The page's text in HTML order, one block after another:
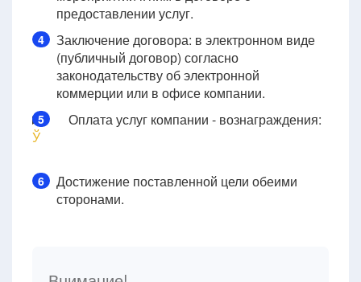
предоставлении услуг.
4
Заключение договора: в электронном виде
(публичный договор) согласно
законодательству об электронной
коммерции или в офисе компании.
5Оплата услуг компании - вознаграждения:
Ў
6
Достижение поставленной цели обеими
сторонами.